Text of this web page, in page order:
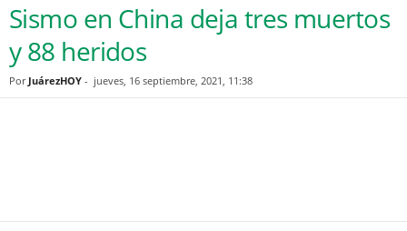
Sismo en China deja tres muertos
y 88 heridos
Por JuárezHOY - jueves, 16 septiembre, 2021, 11:38